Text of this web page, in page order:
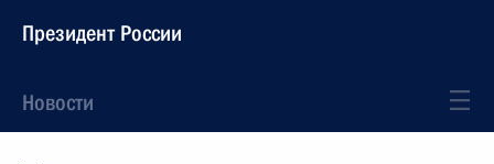
Президент России
Новости